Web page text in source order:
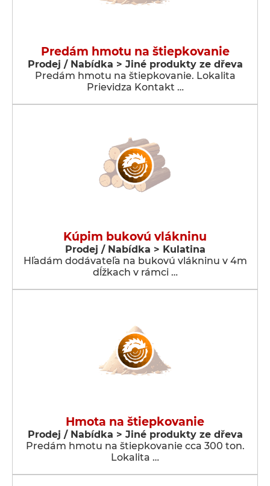
Predám hmotu na štiepkovanie
Prodej / Nabídka > Jiné produkty ze dřeva
Predám hmotu na štiepkovanie. Lokalita
Prievidza Kontakt …
Kúpim bukovú vlákninu
Prodej / Nabídka > Kulatina
Hľadám dodávateľa na bukovú vlákninu v 4m
dĺžkach v rámci …
Hmota na štiepkovanie
Prodej / Nabídka > Jiné produkty ze dřeva
Predám hmotu na štiepkovanie cca 300 ton.
Lokalita …